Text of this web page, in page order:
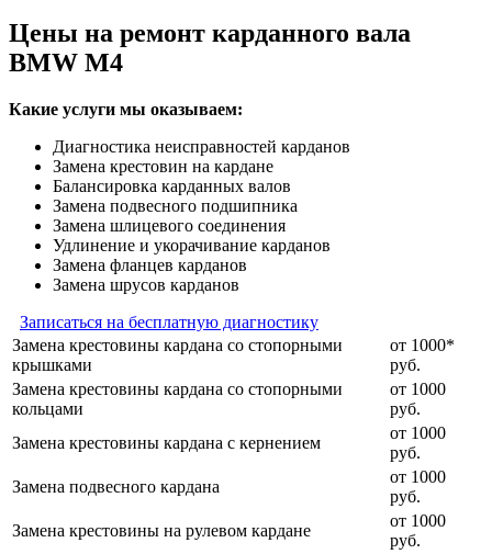
Цены на ремонт карданного вала
BMW M4
Какие услуги мы оказываем:
Диагностика неисправностей карданов
Замена крестовин на кардане
Балансировка карданных валов
Замена подвесного подшипника
Замена шлицевого соединения
Удлинение и укорачивание карданов
Замена фланцев карданов
Замена шрусов карданов
Записаться на бесплатную диагностику
Замена крестовины кардана со стопорными
крышками
от 1000*
руб.
Замена крестовины кардана со стопорными
кольцами
от 1000
руб.
Замена крестовины кардана с кернением
от 1000
руб.
Замена подвесного кардана
от 1000
руб.
Замена крестовины на рулевом кардане
от 1000
руб.